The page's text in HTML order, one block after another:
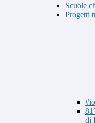
Scuole
Progetti
di